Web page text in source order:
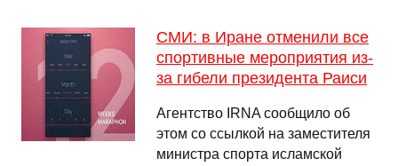
СМИ: в Иране отменили все
спортивные мероприятия из-
за гибели президента Раиси
Агентство IRNA сообщило об
этом со ссылкой на заместителя
министра спорта исламской